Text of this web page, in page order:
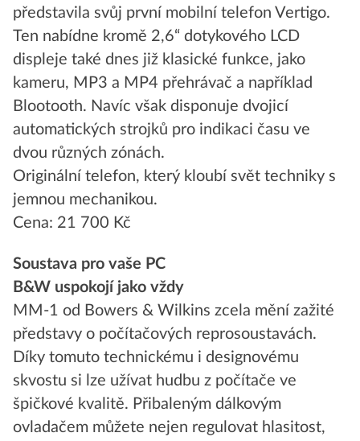
představila svůj první mobilní telefon Vertigo.
Ten nabídne kromě 2,6“ dotykového LCD
displeje také dnes již klasické funkce, jako
kameru, MP3 a MP4 přehrávač a například
Blootooth. Navíc však disponuje dvojicí
automatických strojků pro indikaci času ve
dvou různých zónách.
Originální telefon, který kloubí svět techniky s
jemnou mechanikou.
Cena: 21 700 Kč
Soustava pro vaše PC
B&W uspokojí jako vždy
MM-1 od Bowers & Wilkins zcela mění zažité
představy o počítačových reprosoustavách.
Díky tomuto technickému i designovému
skvostu si lze užívat hudbu z počítače ve
špičkové kvalitě. Přibaleným dálkovým
ovladačem můžete nejen regulovat hlasitost,